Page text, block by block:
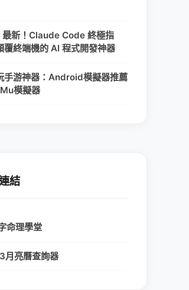
新！Claude Code 終極指
覆終端機的 AI 程式開發神器
手游神器：Android模擬器推薦
模擬器
結
命理學堂
月亮曆查詢器